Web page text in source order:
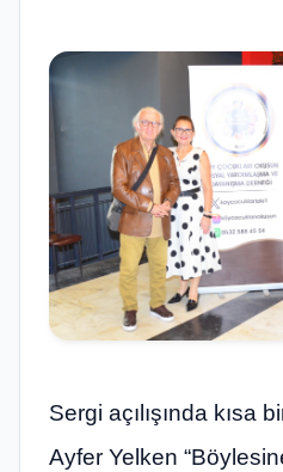
Sergi açılışında kısa
Ayfer Yelken